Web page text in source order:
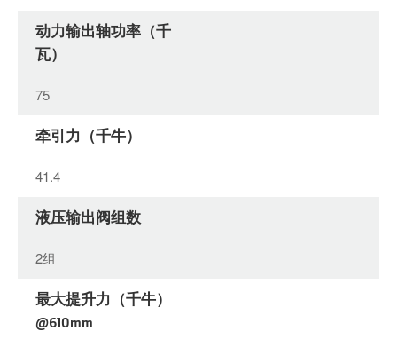
动力输出轴功率（千
瓦）
75
牵引力（千牛）
41.4
液压输出阀组数
2组
最大提升力（千牛）
@610mm